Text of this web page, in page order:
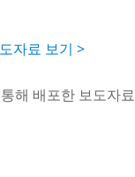
자료 보기 >
해 배포한 보도자